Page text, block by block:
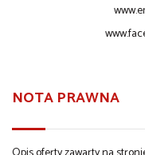
NOTA PRAWNA